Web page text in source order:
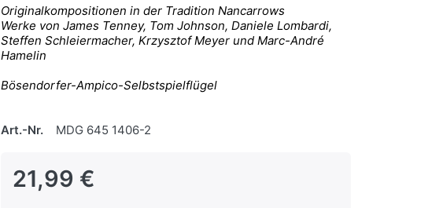
Originalkompositionen in der Tradition Nancarrows
Werke von James Tenney, Tom Johnson, Daniele Lombardi,
Steffen Schleiermacher, Krzysztof Meyer und Marc-André
Hamelin
Bösendorfer-Ampico-Selbstspielflügel
Art.-Nr. MDG 645 1406-2
21,99 €